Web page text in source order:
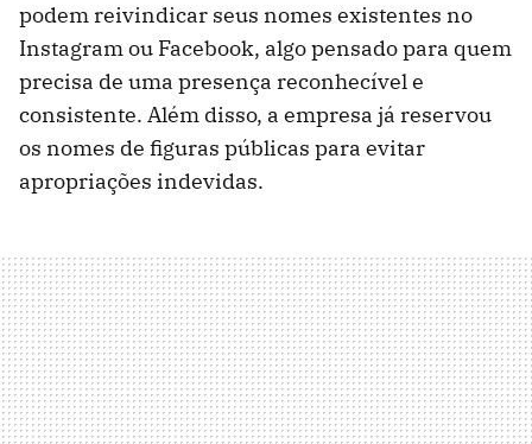
podem reivindicar seus nomes existentes no
Instagram ou Facebook, algo pensado para quem
precisa de uma presença reconhecível e
consistente. Além disso, a empresa já reservou
os nomes de figuras públicas para evitar
apropriações indevidas.